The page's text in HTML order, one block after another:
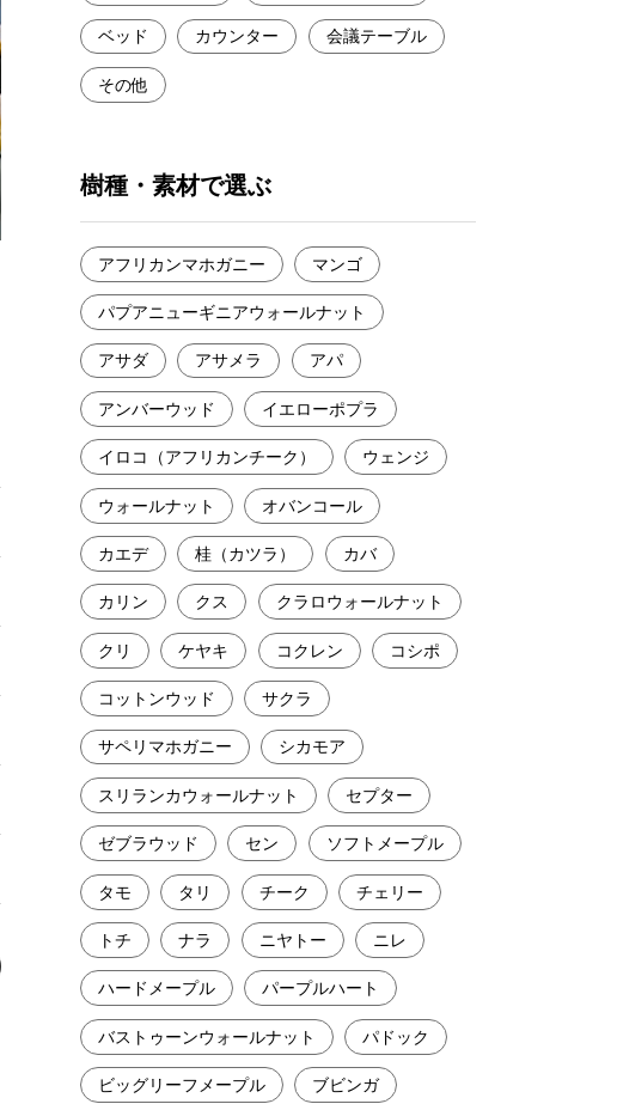
ベッド カウンター 会議テーブル
その他
樹種・素材で選ぶ
アフリカンマホガニー マンゴ
パプアニューギニアウォールナット
アサダ アサメラ アパ
アンバーウッド イエローポプラ
イロコ（アフリカンチーク） ウェンジ
ウォールナット オバンコール
カエデ 桂（カツラ） カバ
カリン クス クラロウォールナット
クリ ケヤキ コクレン コシポ
コットンウッド サクラ
サペリマホガニー シカモア
スリランカウォールナット セプター
ゼブラウッド セン ソフトメープル
タモ タリ チーク チェリー
トチ ナラ ニヤトー ニレ
ハードメープル パープルハート
バストゥーンウォールナット パドック
ビッグリーフメープル ブビンガ